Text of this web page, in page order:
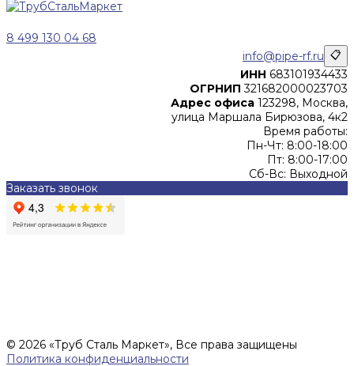
8 499 130 04 68
info@pipe-rf.ru 📋
ИНН 683101934433
ОГРНИП 321682000023703
Адрес офиса 123298, Москва,
улица Маршала Бирюзова, 4к2
Время работы:
Пн-Чт: 8:00-18:00
Пт: 8:00-17:00
Сб-Вс: Выходной
Заказать звонок
© 2026 «Труб Сталь Маркет», Все права защищены
Политика конфиденциальности